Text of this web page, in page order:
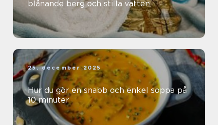
blånande berg och stilla vatten
25. december 2025
Hur du gör en snabb och enkel soppa på
10 minuter